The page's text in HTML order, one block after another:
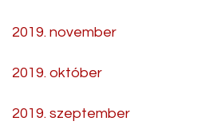
2019. november
2019. október
2019. szeptember